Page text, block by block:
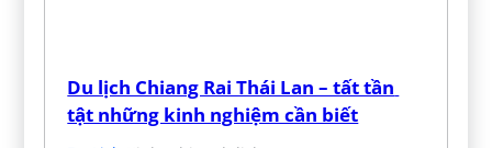
Du lịch Chiang Rai Thái Lan – tất tần
tật những kinh nghiệm cần biết